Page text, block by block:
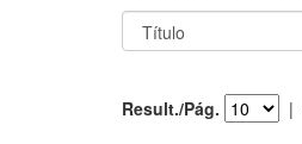
Result./Pág. |